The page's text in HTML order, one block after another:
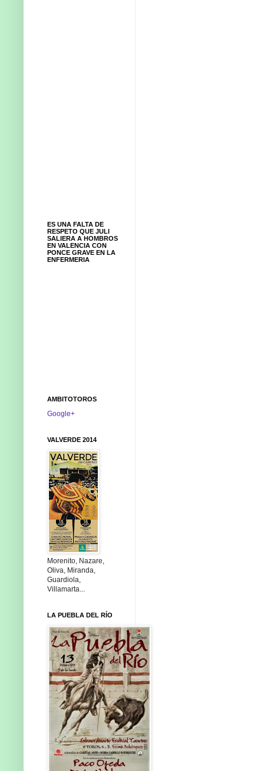
ES UNA FALTA DE
RESPETO QUE JULI
SALIERA A HOMBROS
EN VALENCIA CON
PONCE GRAVE EN LA
ENFERMERIA
AMBITOTOROS
Google+
VALVERDE 2014
Morenito, Nazare,
Oliva, Miranda,
Guardiola,
Villamarta...
LA PUEBLA DEL RÍO